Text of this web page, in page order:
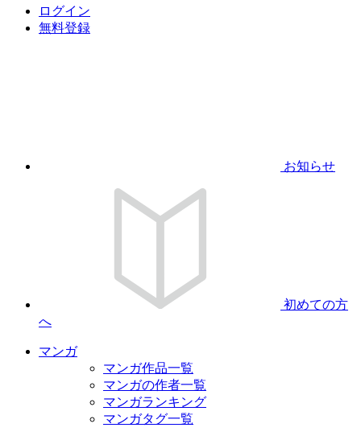
ログイン
無料登録
お知らせ
初めての方
へ
マンガ
マンガ作品一覧
マンガの作者一覧
マンガランキング
マンガタグ一覧